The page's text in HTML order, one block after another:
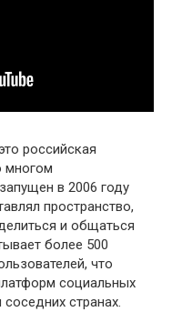
российская
многом
в 2006 году
пространство,
и общаться
более 500
что
социальных
странах.